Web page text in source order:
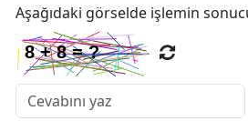
Aşağıdaki görselde işlemin